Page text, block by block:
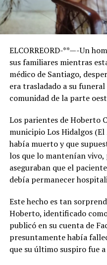
ELCORREORD-**—-Un
sus familiares mientras
médico de Santiago,
era trasladado a su
comunidad de la parte
Los parientes de Hoberto
municipio Los Hidalgos
había muerto y que
los que lo mantenían vivo,
aseguraban que el
debía permanecer
Este hecho es tan
Hoberto, identificado
publicó en su cuenta de
presuntamente había
que su último suspiro fue